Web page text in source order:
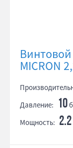
MICRON
Давление: 10
Мощность: 2.2